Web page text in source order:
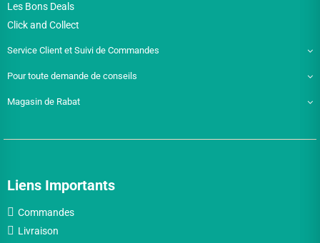
Les Bons Deals
Click and Collect
Service Client et Suivi de Commandes
Pour toute demande de conseils
Magasin de Rabat
Liens Importants
Commandes
Livraison